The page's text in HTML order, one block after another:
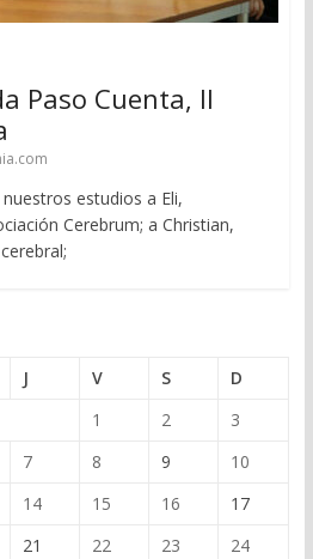
Paso Cuenta, II
estudios a Eli,
Cerebrum; a Christian,
J V S
D
1
2
3
7 8 9
10
14 15 16
17
21 22 23
24